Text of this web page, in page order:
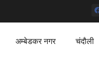
अम्बेडकर नगर चंदौली